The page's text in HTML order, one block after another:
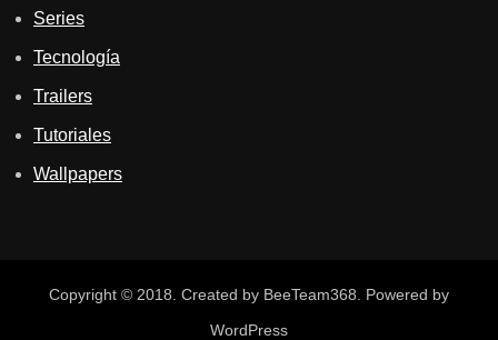
Series
Tecnología
Trailers
Tutoriales
Wallpapers
Copyright © 2018. Created by BeeTeam368. Powered by
WordPress